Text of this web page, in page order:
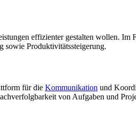
effizienter gestalten wollen. Im
sowie Produktivitätssteigerung.
für die Kommunikation und
von Aufgaben und